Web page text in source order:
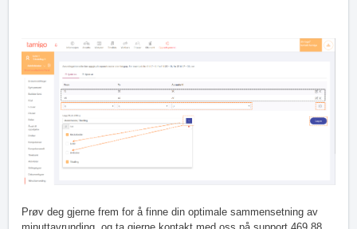
Prøv deg gjerne frem for å finne din optimale sammensetning av